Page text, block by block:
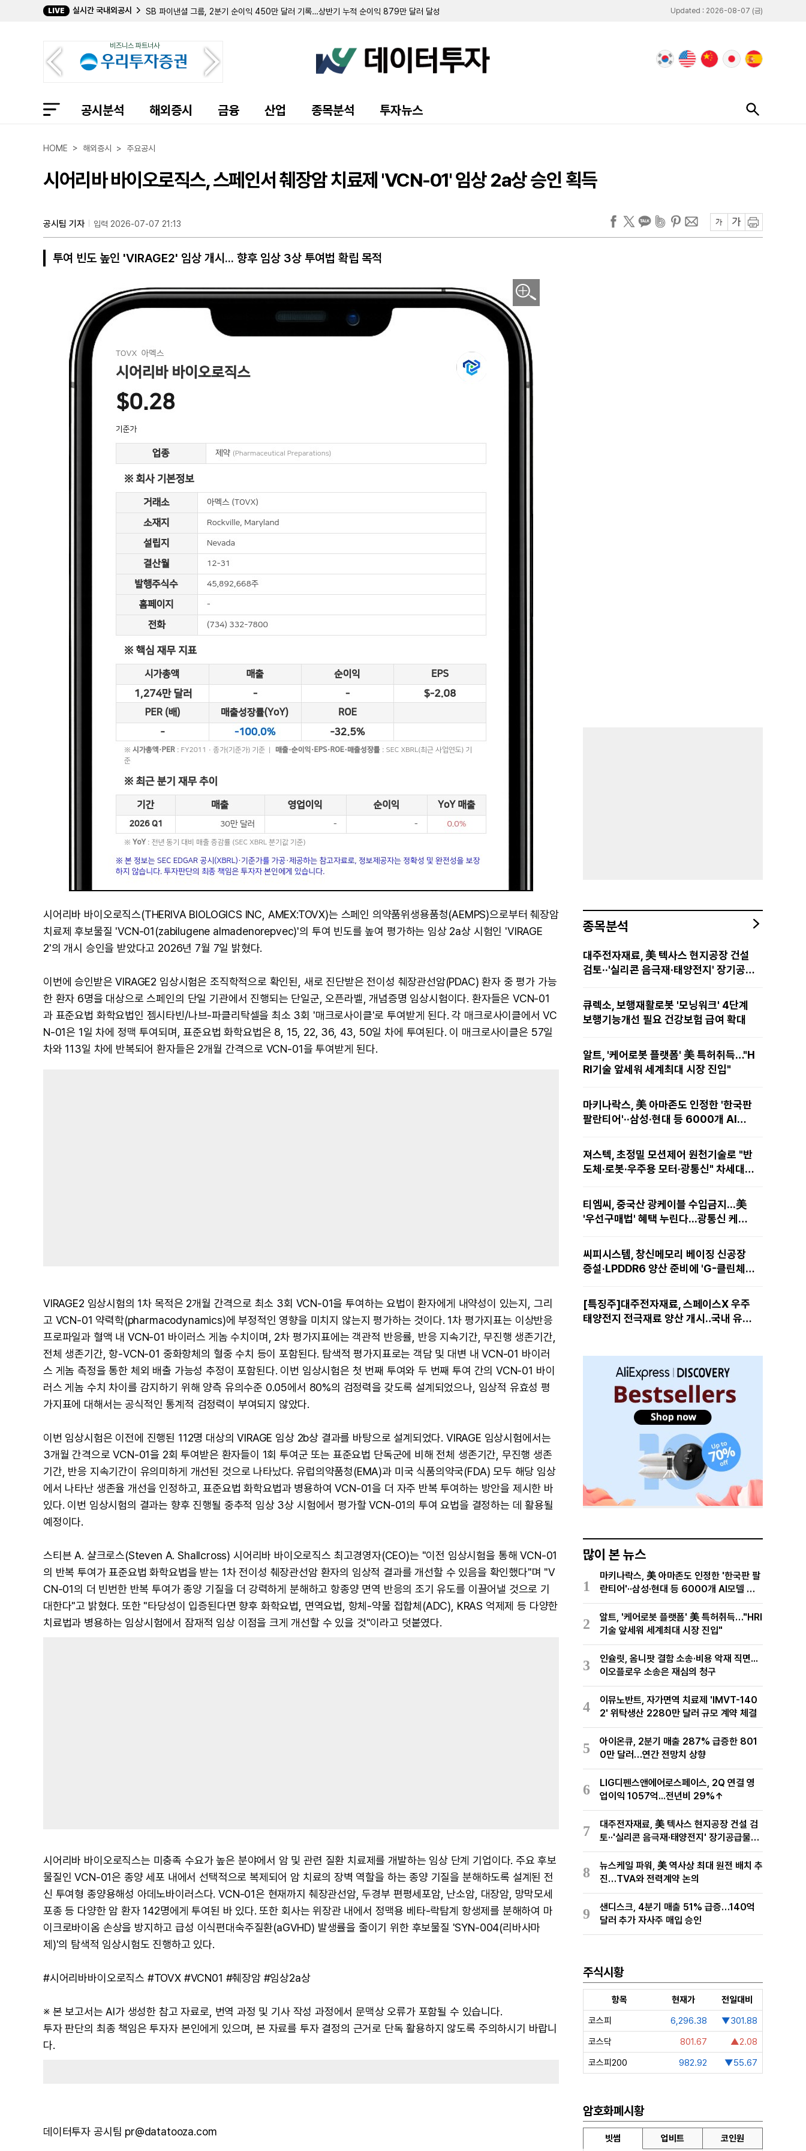
LIVE 실시간 국내외공시
SB 파이낸셜 그룹, 2분기 순이익 450만 달러 기록…상반기 누적 순이익 879만 달러 달성
타르가 리소시스, 12억 5000만 달러 규모 스테이크홀더 미드스트림 인수 완료
호손 뱅크셰어스, 2830만 달러 규모 FSC 뱅크셰어스 인수 추진
인사이트 엔터프라이즈, 부동산 매각 및 20억 달러 한도 신용공여 개정 공시
DXP 엔터프라이지스, ABL 한도 2억 2500만 달러로 증액…만기 2031년으로 연장
테넌트, 2분기 구조조정 비용 130만 달러 발생…유럽 유통망 확장 위해 크린 머신 인수
센트럴 가든 앤드 펫, 미국 가축 해충 방제 자산 5700만 달러에 인수
DXP 엔터프라이지스, 2분기 매출 5억 7650만 달러…전년비 15.6% 증가
Updated : 2026-08-07 (금)
비즈니스 파트너사
공시분석 해외증시 금융 산업 종목분석 투자뉴스
HOME > 해외증시 > 주요공시
시어리바 바이오로직스, 스페인서 췌장암 치료제 'VCN-01' 임상 2a상 승인 획득
공시팀 기자 입력 2026-07-07 21:13
투여 빈도 높인 'VIRAGE2' 임상 개시... 향후 임상 3상 투여법 확립 목적
시어리바 바이오로직스(THERIVA BIOLOGICS INC, AMEX:TOVX)는 스페인 의약품위생용품청(AEMPS)으로부터 췌장암
치료제 후보물질 'VCN-01(zabilugene almadenorepvec)'의 투여 빈도를 높여 평가하는 임상 2a상 시험인 'VIRAGE
2'의 개시 승인을 받았다고 2026년 7월 7일 밝혔다.
이번에 승인받은 VIRAGE2 임상시험은 조직학적으로 확인된, 새로 진단받은 전이성 췌장관선암(PDAC) 환자 중 평가 가능
한 환자 6명을 대상으로 스페인의 단일 기관에서 진행되는 단일군, 오픈라벨, 개념증명 임상시험이다. 환자들은 VCN-01
과 표준요법 화학요법인 젬시타빈/나브-파클리탁셀을 최소 3회 '매크로사이클'로 투여받게 된다. 각 매크로사이클에서 VC
N-01은 1일 차에 정맥 투여되며, 표준요법 화학요법은 8, 15, 22, 36, 43, 50일 차에 투여된다. 이 매크로사이클은 57일
차와 113일 차에 반복되어 환자들은 2개월 간격으로 VCN-01을 투여받게 된다.
VIRAGE2 임상시험의 1차 목적은 2개월 간격으로 최소 3회 VCN-01을 투여하는 요법이 환자에게 내약성이 있는지, 그리
고 VCN-01 약력학(pharmacodynamics)에 부정적인 영향을 미치지 않는지 평가하는 것이다. 1차 평가지표는 이상반응
프로파일과 혈액 내 VCN-01 바이러스 게놈 수치이며, 2차 평가지표에는 객관적 반응률, 반응 지속기간, 무진행 생존기간,
전체 생존기간, 항-VCN-01 중화항체의 혈중 수치 등이 포함된다. 탐색적 평가지표로는 객담 및 대변 내 VCN-01 바이러
스 게놈 측정을 통한 체외 배출 가능성 추정이 포함된다. 이번 임상시험은 첫 번째 투여와 두 번째 투여 간의 VCN-01 바이
러스 게놈 수치 차이를 감지하기 위해 양측 유의수준 0.05에서 80%의 검정력을 갖도록 설계되었으나, 임상적 유효성 평
가지표에 대해서는 공식적인 통계적 검정력이 부여되지 않았다.
이번 임상시험은 이전에 진행된 112명 대상의 VIRAGE 임상 2b상 결과를 바탕으로 설계되었다. VIRAGE 임상시험에서는
3개월 간격으로 VCN-01을 2회 투여받은 환자들이 1회 투여군 또는 표준요법 단독군에 비해 전체 생존기간, 무진행 생존
기간, 반응 지속기간이 유의미하게 개선된 것으로 나타났다. 유럽의약품청(EMA)과 미국 식품의약국(FDA) 모두 해당 임상
에서 나타난 생존율 개선을 인정하고, 표준요법 화학요법과 병용하여 VCN-01을 더 자주 반복 투여하는 방안을 제시한 바
있다. 이번 임상시험의 결과는 향후 진행될 중추적 임상 3상 시험에서 평가할 VCN-01의 투여 요법을 결정하는 데 활용될
예정이다.
스티븐 A. 샬크로스(Steven A. Shallcross) 시어리바 바이오로직스 최고경영자(CEO)는 "이전 임상시험을 통해 VCN-01
의 반복 투여가 표준요법 화학요법을 받는 1차 전이성 췌장관선암 환자의 임상적 결과를 개선할 수 있음을 확인했다"며 "V
CN-01의 더 빈번한 반복 투여가 종양 기질을 더 강력하게 분해하고 항종양 면역 반응의 조기 유도를 이끌어낼 것으로 기
대한다"고 밝혔다. 또한 "타당성이 입증된다면 향후 화학요법, 면역요법, 항체-약물 접합체(ADC), KRAS 억제제 등 다양한
치료법과 병용하는 임상시험에서 잠재적 임상 이점을 크게 개선할 수 있을 것"이라고 덧붙였다.
시어리바 바이오로직스는 미충족 수요가 높은 분야에서 암 및 관련 질환 치료제를 개발하는 임상 단계 기업이다. 주요 후보
물질인 VCN-01은 종양 세포 내에서 선택적으로 복제되어 암 치료의 장벽 역할을 하는 종양 기질을 분해하도록 설계된 전
신 투여형 종양용해성 아데노바이러스다. VCN-01은 현재까지 췌장관선암, 두경부 편평세포암, 난소암, 대장암, 망막모세
포종 등 다양한 암 환자 142명에게 투여된 바 있다. 또한 회사는 위장관 내에서 정맥용 베타-락탐계 항생제를 분해하여 마
이크로바이옴 손상을 방지하고 급성 이식편대숙주질환(aGVHD) 발생률을 줄이기 위한 후보물질 'SYN-004(리바사마
제)'의 탐색적 임상시험도 진행하고 있다.
#시어리바바이오로직스 #TOVX #VCN01 #췌장암 #임상2a상
※ 본 보고서는 AI가 생성한 참고 자료로, 번역 과정 및 기사 작성 과정에서 문맥상 오류가 포함될 수 있습니다.
투자 판단의 최종 책임은 투자자 본인에게 있으며, 본 자료를 투자 결정의 근거로 단독 활용하지 않도록 주의하시기 바랍니
다.
데이터투자 공시팀 pr@datatooza.com
종목분석
대주전자재료, 美 텍사스 현지공장 건설
검토··'실리콘 음극재·태양전지' 장기공급
큐렉소, 보행재활로봇 '모닝워크' 4단계
보행기능개선 필요 건강보험 급여 확대
알트, '케어로봇 플랫폼' 美 특허취득…"H
RI기술 앞세워 세계최대 시장 진입"
마키나락스, 美 아마존도 인정한 '한국판
팔란티어'··삼성·현대 등 6000개 AI모
져스텍, 초정밀 모션제어 원천기술로 "반
도체·로봇·우주용 모터·광통신" 차세대
티엠씨, 중국산 광케이블 수입금지...美
'우선구매법' 혜택 누린다...광통신 케이
씨피시스템, 창신메모리 베이징 신공장
증설·LPDDR6 양산 준비에 'G-클린체
[특징주]대주전자재료, 스페이스X 우주
태양전지 전극재료 양산 개시‥국내 유일
많이 본 뉴스
1
마키나락스, 美 아마존도 인정한 '한국판 팔
란티어'··삼성·현대 등 6000개 AI모델 현
장적용
2
알트, '케어로봇 플랫폼' 美 특허취득…"HRI
기술 앞세워 세계최대 시장 진입"
3
인슐릿, 옴니팟 결함 소송·비용 악재 직면...
이오플로우 소송은 재심의 청구
4
이뮤노반트, 자가면역 치료제 'IMVT-140
2' 위탁생산 2280만 달러 규모 계약 체결
5
아이온큐, 2분기 매출 287% 급증한 801
0만 달러…연간 전망치 상향
6
LIG디펜스앤에어로스페이스, 2Q 연결 영
업이익 1057억...전년비 29%↑
7
대주전자재료, 美 텍사스 현지공장 건설 검
토··'실리콘 음극재·태양전지' 장기공급물량
확보 준비
8
뉴스케일 파워, 美 역사상 최대 원전 배치 추
진…TVA와 전력계약 논의
9
샌디스크, 4분기 매출 51% 급증…140억
달러 추가 자사주 매입 승인
주식시황
항목 현재가
전일대비
코스피
6,296.38
▼301.88
코스닥
801.67
▲2.08
코스피200
982.92 ▼55.67
암호화폐시황
빗썸 업비트 코인원